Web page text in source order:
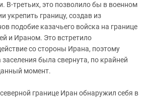
В-третьих, это позволило бы в военном
укрепить границу, создав из
подобие казачьего войска на границе
и Ираном. Это встретило
со стороны Ирана, поэтому
заселения была свернута, по крайней
момент.
границе Иран обнаружил себя в